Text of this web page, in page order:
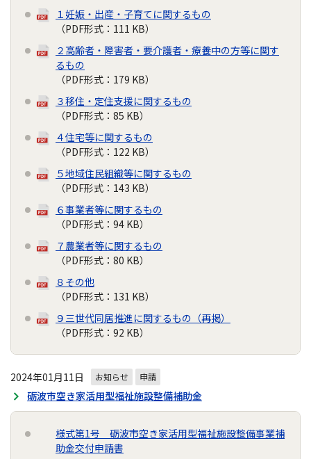
１妊娠・出産・子育てに関するもの
（PDF形式：111 KB）
２高齢者・障害者・要介護者・療養中の方等に関す
るもの
（PDF形式：179 KB）
３移住・定住支援に関するもの
（PDF形式：85 KB）
４住宅等に関するもの
（PDF形式：122 KB）
５地域住民組織等に関するもの
（PDF形式：143 KB）
６事業者等に関するもの
（PDF形式：94 KB）
７農業者等に関するもの
（PDF形式：80 KB）
８その他
（PDF形式：131 KB）
９三世代同居推進に関するもの（再掲）
（PDF形式：92 KB）
2024年01月11日 お知らせ 申請
砺波市空き家活用型福祉施設整備補助金
様式第1号 砺波市空き家活用型福祉施設整備事業補
助金交付申請書